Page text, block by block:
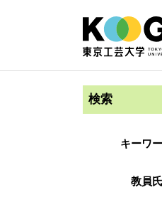
検索
キーワ
教員